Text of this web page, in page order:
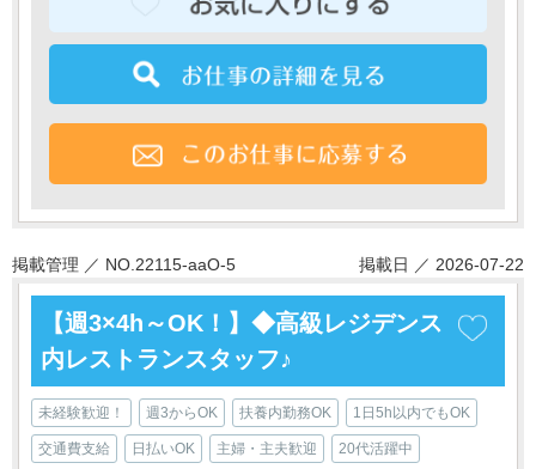
掲載管理 ／ NO.22115-aaO-5 掲載日 ／ 2026-07-22
【週3×4h～OK！】◆高級レジデンス
内レストランスタッフ♪
未経験歓迎！ 週3からOK 扶養内勤務OK 1日5h以内でもOK
交通費支給 日払いOK 主婦・主夫歓迎 20代活躍中